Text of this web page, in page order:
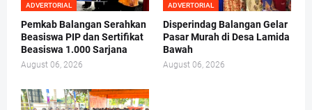
ADVERTORIAL
Pemkab Balangan Serahkan
Beasiswa PIP dan Sertifikat
Beasiswa 1.000 Sarjana
August 06, 2026
ADVERTORIAL
Disperindag Balangan Gelar
Pasar Murah di Desa Lamida
Bawah
August 06, 2026